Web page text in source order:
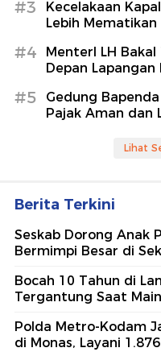
#3
Kecelakaan
Lebih
#4
MenterI LH
Depan
#5
Gedung
Pajak Aman dan
Lihat
Berita Terkini
Seskab Dorong Anak
Bermimpi Besar di
Bocah 10 Tahun di
Tergantung Saat
Polda Metro-Kodam
di Monas, Layani